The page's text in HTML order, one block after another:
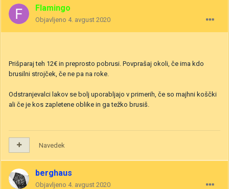
Flamingo
Objavljeno 4. avgust 2020
Prišparaj teh 12€ in preprosto pobrusi. Povprašaj okoli, če ima kdo
brusilni strojček, če ne pa na roke.
Odstranjevalci lakov se bolj uporabljajo v primerih, če so majhni koščki
ali če je kos zapletene oblike in ga težko brusiš.
Navedek
berghaus
Objavljeno 4. avgust 2020